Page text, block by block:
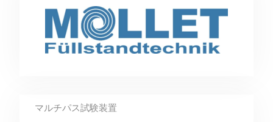
マルチパス試験装置